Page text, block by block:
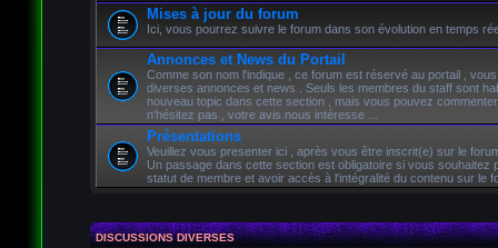
Mises à jour du forum
Ici, vous pourrez suivre le forum dans son évolution en temps
Annonces et News du Portail
Comme son nom l'indique , ce forum est réservé au portail ,
diverses annonces et news . Seuls les membres du staff sont
nouveau topic dans cette section , mais vous pouvez
n'hésitez pas , votre avis nous intéresse ...
Présentations
Veuillez vous presenter ici , après vous être inscrit(e) sur le
Un passage dans cette section est obligatoire si vous souhaitez
statut de membre et avoir accès à l'intégralité du contenu sur le
DISCUSSIONS DIVERSES